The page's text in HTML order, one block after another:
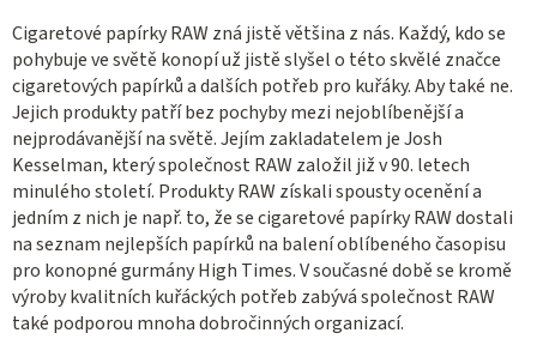
d
a
c
í
p
r
v
k
y
v
ý
Cigaretové papírky RAW zná jistě většina z nás. Každý, kdo se
pohybuje ve světě konopí už jistě slyšel o této skvělé značce
cigaretových papírků a dalších potřeb pro kuřáky. Aby také ne.
Jejich produkty patří bez pochyby mezi nejoblíbenější a
nejprodávanější na světě. Jejím zakladatelem je Josh
Kesselman, který společnost RAW založil již v 90. letech
minulého století. Produkty RAW získali spousty ocenění a
jedním z nich je např. to, že se cigaretové papírky RAW dostali
na seznam nejlepších papírků na balení oblíbeného časopisu
pro konopné gurmány High Times. V současné době se kromě
výroby kvalitních kuřáckých potřeb zabývá společnost RAW
také podporou mnoha dobročinných organizací.